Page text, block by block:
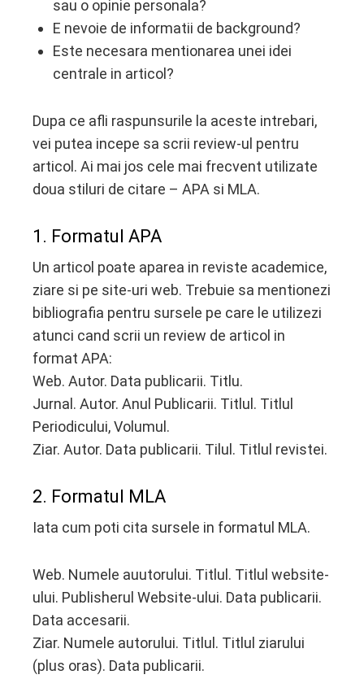
sau o opinie personala?
E nevoie de informatii de background?
Este necesara mentionarea unei idei
centrale in articol?
Dupa ce afli raspunsurile la aceste intrebari,
vei putea incepe sa scrii review-ul pentru
articol. Ai mai jos cele mai frecvent utilizate
doua stiluri de citare – APA si MLA.
1. Formatul APA
Un articol poate aparea in reviste academice,
ziare si pe site-uri web. Trebuie sa mentionezi
bibliografia pentru sursele pe care le utilizezi
atunci cand scrii un review de articol in
format APA:
Web. Autor. Data publicarii. Titlu.
Jurnal. Autor. Anul Publicarii. Titlul. Titlul
Periodicului, Volumul.
Ziar. Autor. Data publicarii. Tilul. Titlul revistei.
2. Formatul MLA
Iata cum poti cita sursele in formatul MLA.
Web. Numele auutorului. Titlul. Titlul website-
ului. Publisherul Website-ului. Data publicarii.
Data accesarii.
Ziar. Numele autorului. Titlul. Titlul ziarului
(plus oras). Data publicarii.